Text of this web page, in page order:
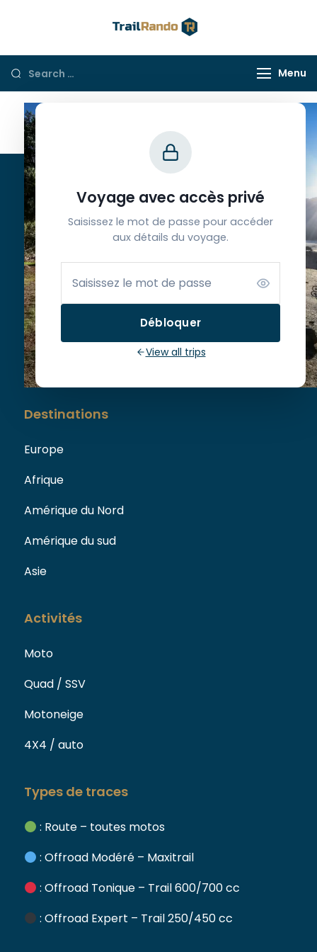
Menu
Voyage avec accès privé
Saisissez le mot de passe pour accéder
aux détails du voyage.
Débloquer
View all trips
Contacts
Ouvert du lundi au samedi
de 9h à 12h30 et de 13h30 à 18h
(+33) 6 65 39 33 63
info@trailrando.fr
73110 La Chapelle Blanche
Destinations
Europe
Afrique
Amérique du Nord
Amérique du sud
Asie
Activités
Moto
Quad / SSV
Motoneige
4X4 / auto
Types de traces
: Route – toutes motos
: Offroad Modéré – Maxitrail
: Offroad Tonique – Trail 600/700 cc
: Offroad Expert – Trail 250/450 cc